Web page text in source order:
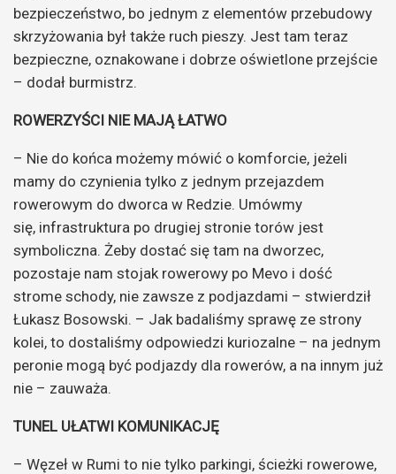
bezpieczeństwo, bo jednym z elementów przebudowy
skrzyżowania był także ruch pieszy. Jest tam teraz
bezpieczne, oznakowane i dobrze oświetlone przejście
– dodał burmistrz.
ROWERZYŚCI NIE MAJĄ ŁATWO
– Nie do końca możemy mówić o komforcie, jeżeli
mamy do czynienia tylko z jednym przejazdem
rowerowym do dworca w Redzie. Umówmy
się, infrastruktura po drugiej stronie torów jest
symboliczna. Żeby dostać się tam na dworzec,
pozostaje nam stojak rowerowy po Mevo i dość
strome schody, nie zawsze z podjazdami – stwierdził
Łukasz Bosowski. – Jak badaliśmy sprawę ze strony
kolei, to dostaliśmy odpowiedzi kuriozalne – na jednym
peronie mogą być podjazdy dla rowerów, a na innym już
nie – zauważa.
TUNEL UŁATWI KOMUNIKACJĘ
– Węzeł w Rumi to nie tylko parkingi, ścieżki rowerowe,